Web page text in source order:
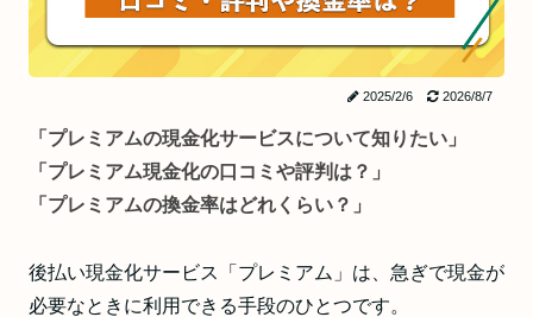
2025/2/6 2026/8/7
「プレミアムの現金化サービスについて知りたい」
「プレミアム現金化の口コミや評判は？」
「プレミアムの換金率はどれくらい？」
後払い現金化サービス「プレミアム」は、急ぎで現金が
必要なときに利用できる手段のひとつです。